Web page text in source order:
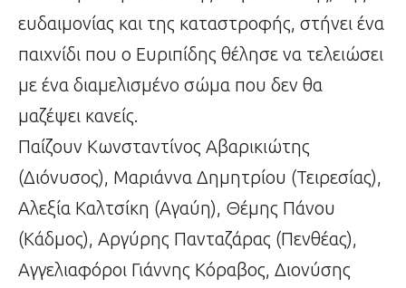
ευδαιμονίας και της καταστροφής, στήνει ένα
παιχνίδι που ο Ευριπίδης θέλησε να τελειώσει
με ένα διαμελισμένο σώμα που δεν θα
μαζέψει κανείς.
Παίζουν Κωνσταντίνος Αβαρικιώτης
(Διόνυσος), Μαριάννα Δημητρίου (Τειρεσίας),
Αλεξία Καλτσίκη (Αγαύη), Θέμης Πάνου
(Κάδμος), Αργύρης Πανταζάρας (Πενθέας),
Αγγελιαφόροι Γιάννης Κόραβος, Διονύσης